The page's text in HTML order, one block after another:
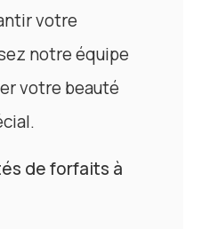
votre
notre équipe
votre beauté
de forfaits à